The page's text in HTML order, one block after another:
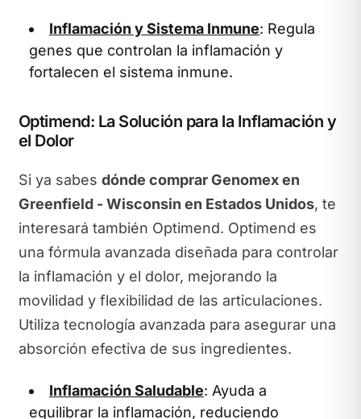
Inflamación y Sistema Inmune: Regula
genes que controlan la inflamación y
fortalecen el sistema inmune.
Optimend: La Solución para la Inflamación y
el Dolor
Si ya sabes dónde comprar Genomex en
Greenfield - Wisconsin en Estados Unidos, te
interesará también Optimend. Optimend es
una fórmula avanzada diseñada para controlar
la inflamación y el dolor, mejorando la
movilidad y flexibilidad de las articulaciones.
Utiliza tecnología avanzada para asegurar una
absorción efectiva de sus ingredientes.
Inflamación Saludable: Ayuda a
equilibrar la inflamación, reduciendo